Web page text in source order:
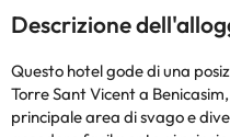
Descrizione
Questo hotel gode di una
Torre Sant Vicent a
principale area di svago e